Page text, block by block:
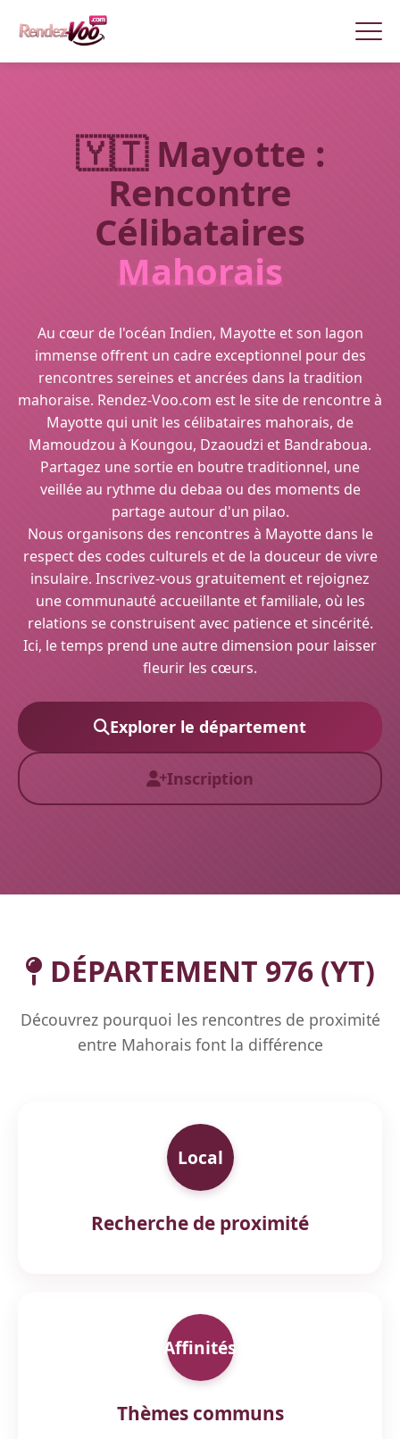
🇾🇹 Mayotte :
Rencontre
Célibataires
Mahorais
Au cœur de l'océan Indien, Mayotte et son lagon
immense offrent un cadre exceptionnel pour des
rencontres sereines et ancrées dans la tradition
mahoraise. Rendez-Voo.com est le site de rencontre à
Mayotte qui unit les célibataires mahorais, de
Mamoudzou à Koungou, Dzaoudzi et Bandraboua.
Partagez une sortie en boutre traditionnel, une
veillée au rythme du debaa ou des moments de
partage autour d'un pilao.
Nous organisons des rencontres à Mayotte dans le
respect des codes culturels et de la douceur de vivre
insulaire. Inscrivez-vous gratuitement et rejoignez
une communauté accueillante et familiale, où les
relations se construisent avec patience et sincérité.
Ici, le temps prend une autre dimension pour laisser
fleurir les cœurs.
Explorer le département
Inscription
DÉPARTEMENT 976 (YT)
Découvrez pourquoi les rencontres de proximité
entre Mahorais font la différence
Local
Recherche de proximité
Affinités
Thèmes communs